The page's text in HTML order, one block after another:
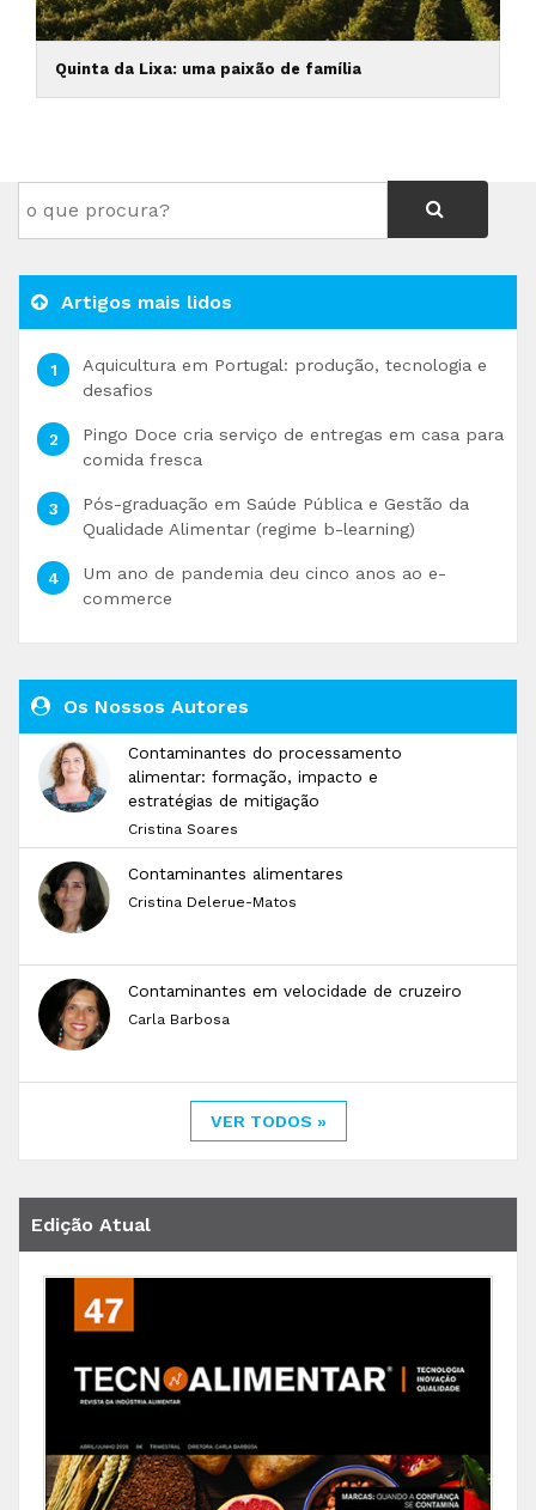
Quinta da Lixa: uma paixão de família
Artigos mais lidos
Aquicultura em Portugal: produção, tecnologia e
desafios
Pingo Doce cria serviço de entregas em casa para
comida fresca
Pós-graduação em Saúde Pública e Gestão da
Qualidade Alimentar (regime b-learning)
Um ano de pandemia deu cinco anos ao e-
commerce
Os Nossos Autores
Contaminantes do processamento
alimentar: formação, impacto e
estratégias de mitigação
Cristina Soares
Contaminantes alimentares
Cristina Delerue-Matos
Contaminantes em velocidade de cruzeiro
Carla Barbosa
VER TODOS »
Edição Atual